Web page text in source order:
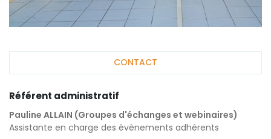
CONTACT
Référent administratif
Pauline ALLAIN (Groupes d'échanges et webinaires)
Assistante en charge des évènements adhérents